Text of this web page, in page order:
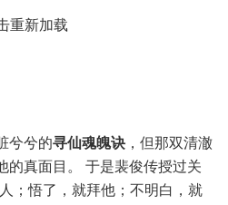
重新加载
兮兮的寻仙魂魄诀 ，但那双清澈
的真面目。 于是裴俊传授过关
；悟了，就拜他；不明白，就